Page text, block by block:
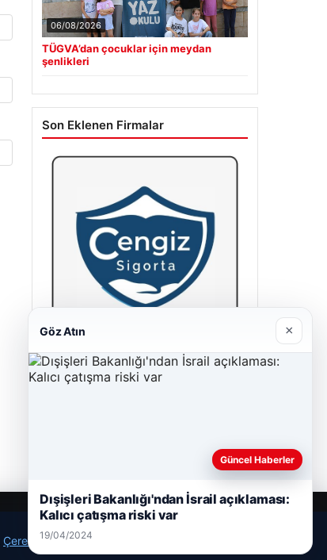
06/08/2026
TÜGVA’dan çocuklar için meydan
şenlikleri
Son Eklenen Firmalar
Cengiz Sigorta
23/06/2026
Çerez Politikamız
Göz Atın ×
Güncel Haberler
Dışişleri Bakanlığı'ndan İsrail açıklaması:
Kalıcı çatışma riski var
19/04/2024